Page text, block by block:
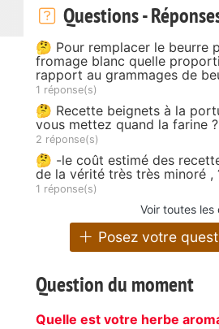
Questions -
🤔 Pour remplacer le beurre
fromage blanc quelle
rapport au grammages de
1 réponse(s)
🤔 Recette beignets à la
vous mettez quand la farine ?
2 réponse(s)
🤔 -le coût estimé des
de la vérité très très minoré ,
1 réponse(s)
Voir toutes les
Posez votre
Question du moment
Quelle est votre herbe